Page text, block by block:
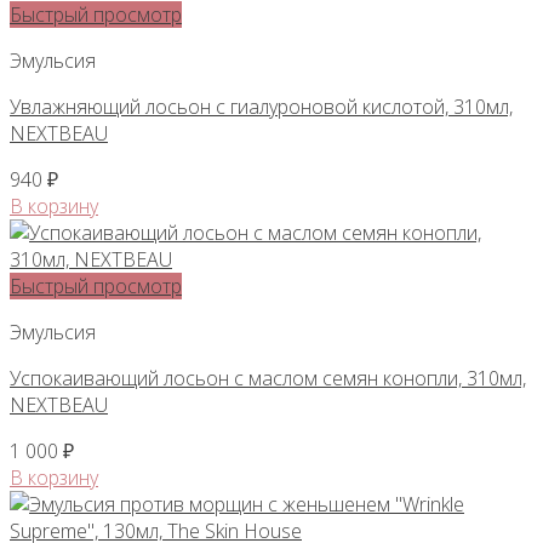
Быстрый просмотр
Эмульсия
Увлажняющий лосьон с гиалуроновой кислотой, 310мл,
NEXTBEAU
940 ₽
В корзину
Быстрый просмотр
Эмульсия
Успокаивающий лосьон с маслом семян конопли, 310мл,
NEXTBEAU
1 000 ₽
В корзину